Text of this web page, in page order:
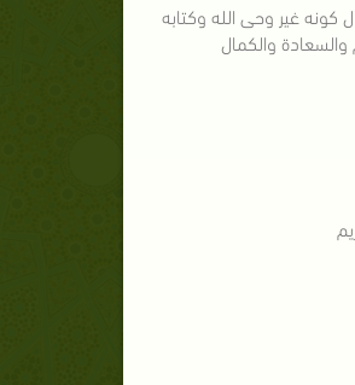
كونه غير وحى الله وكتابه
والكمال